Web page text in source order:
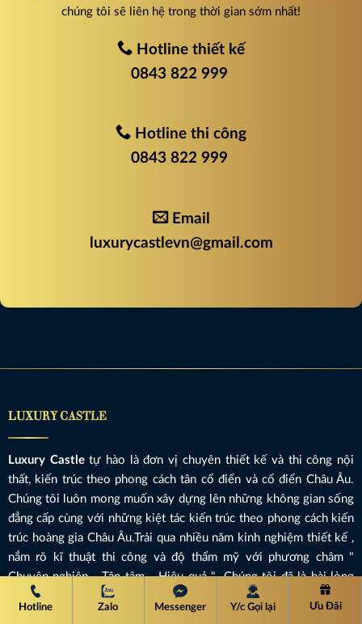
chúng tôi sẽ liên hệ trong thời gian sớm nhất!
Hotline thiết kế
0843 822 999
Hotline thi công
0843 822 999
Email
luxurycastlevn@gmail.com
Hotline Zalo Messenger Y/c Gọi lại Ưu Đãi
LUXURY CASTLE
Luxury Castletự hào là đơn vị chuyên thiết kế và thi công nội
thất, kiến trúc theo phong cách tân cổ điển và cổ điển Châu Âu.
Chúng tôi luôn mong muốn xây dựng lên những không gian sống
đẳng cấp cùng với những kiệt tác kiến trúc theo phong cách kiến
trúc hoàng gia Châu Âu.Trải qua nhiều năm kinh nghiệm thiết kế ,
nắm rõ kĩ thuật thi công và độ thẩm mỹ với phương châm "
Chuyên nghiệp - Tận tâm - Hiệu quả " .Chúng tôi đã là hài lòng
hàng trăm chủ đầu tư lớn nhỏ trong cả nước về chất lượng và độ
sắc xảo, được các nhà thầu đánh giá là điểm sáng trong ngành